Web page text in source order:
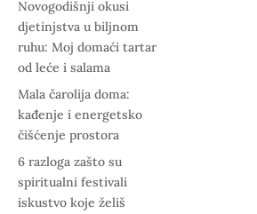
Novogodišnji okusi
djetinjstva u biljnom
ruhu: Moj domaći tartar
od leće i salama
Mala čarolija doma:
kađenje i energetsko
čišćenje prostora
6 razloga zašto su
spiritualni festivali
iskustvo koje želiš